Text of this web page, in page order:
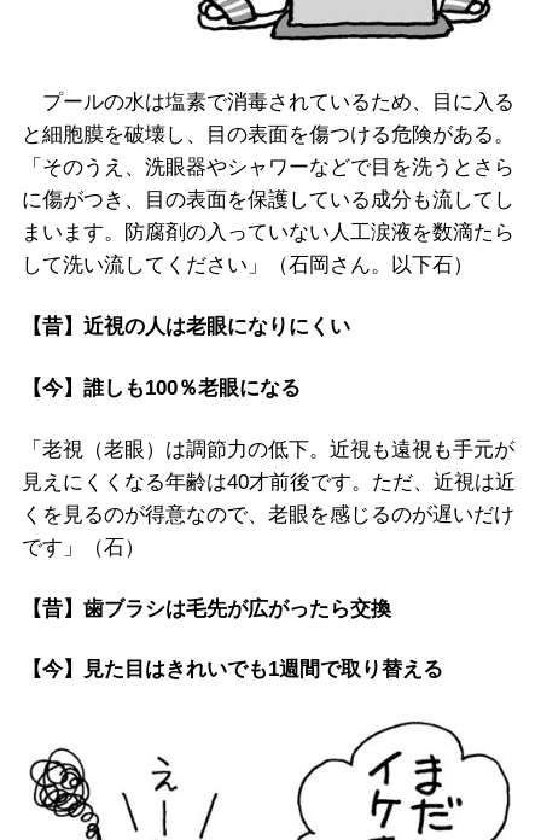
プールの水は塩素で消毒されているため、目に入る
と細胞膜を破壊し、目の表面を傷つける危険がある。
「そのうえ、洗眼器やシャワーなどで目を洗うとさら
に傷がつき、目の表面を保護している成分も流してし
まいます。防腐剤の入っていない人工涙液を数滴たら
して洗い流してください」（石岡さん。以下石）
【昔】近視の人は老眼になりにくい
【今】誰しも100％老眼になる
「老視（老眼）は調節力の低下。近視も遠視も手元が
見えにくくなる年齢は40才前後です。ただ、近視は近
くを見るのが得意なので、老眼を感じるのが遅いだけ
です」（石）
【昔】歯ブラシは毛先が広がったら交換
【今】見た目はきれいでも1週間で取り替える